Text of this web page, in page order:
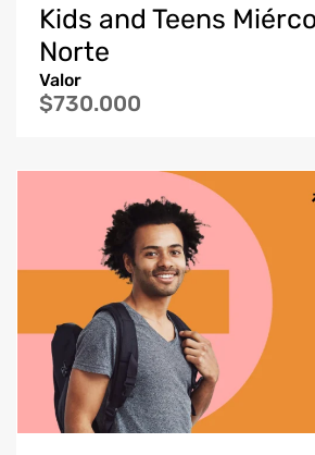
Kids and Teens
Norte
Valor
$730.000